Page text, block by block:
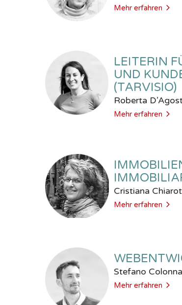
Mehr erfahren
LEITERIN
UND
(TARVISIO)
Roberta
Mehr erfahren
Cristiana
Mehr erfahren
Stefano Colonna
Mehr erfahren